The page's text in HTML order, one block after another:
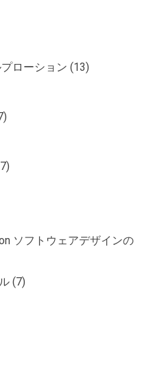
ローション (13)
ソフトウェアデザインの
(7)